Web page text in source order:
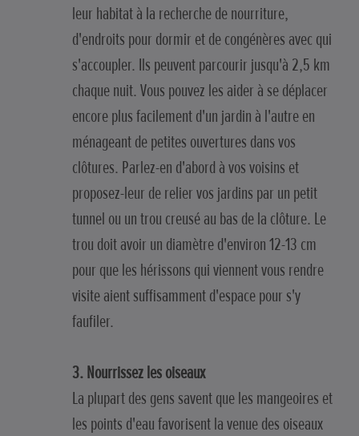
leur habitat à la recherche de nourriture,
d'endroits pour dormir et de congénères avec qui
s'accoupler. Ils peuvent parcourir jusqu'à 2,5 km
chaque nuit. Vous pouvez les aider à se déplacer
encore plus facilement d'un jardin à l'autre en
ménageant de petites ouvertures dans vos
clôtures. Parlez-en d'abord à vos voisins et
proposez-leur de relier vos jardins par un petit
tunnel ou un trou creusé au bas de la clôture. Le
trou doit avoir un diamètre d'environ 12-13 cm
pour que les hérissons qui viennent vous rendre
visite aient suffisamment d'espace pour s'y
faufiler.
3. Nourrissez les oiseaux
La plupart des gens savent que les mangeoires et
les points d'eau favorisent la venue des oiseaux